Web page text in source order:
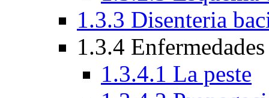
1.3.3 Disenteria
1.3.4
1.3.4.1 La peste